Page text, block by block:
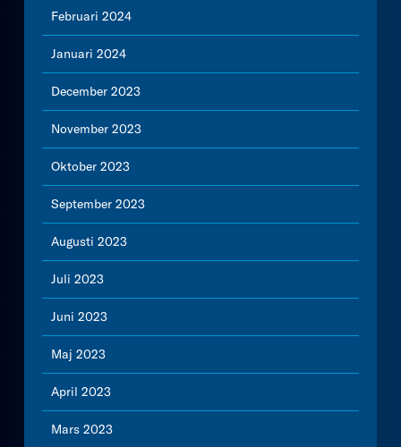
Februari 2024
Januari 2024
December 2023
November 2023
Oktober 2023
September 2023
Augusti 2023
Juli 2023
Juni 2023
Maj 2023
April 2023
Mars 2023